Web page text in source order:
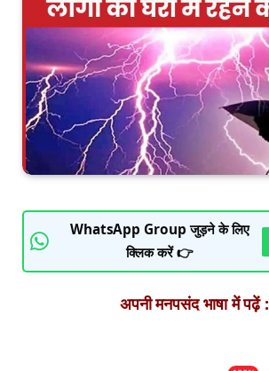
WhatsApp Group जुड़ने के लिए
क्लिक करें 👉
अपनी मनपसंद भाषा में पढ़ें :